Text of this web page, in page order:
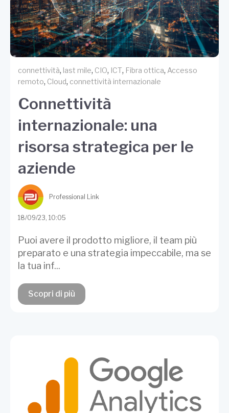
connettività, last mile, CIO, ICT, Fibra ottica, Accesso
remoto, Cloud, connettività internazionale
Connettività
internazionale: una
risorsa strategica per le
aziende
Professional Link
18/09/23, 10:05
Puoi avere il prodotto migliore, il team più
preparato e una strategia impeccabile, ma se
la tua inf...
Scopri di più